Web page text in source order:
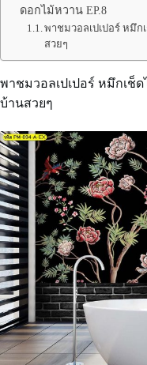
ดอกไม้หวาน EP.8
พาชมวอลเปเปอร์ หมึ
สวยๆ
พาชมวอลเปเปอร์ หมึกเช็
บ้านสวยๆ